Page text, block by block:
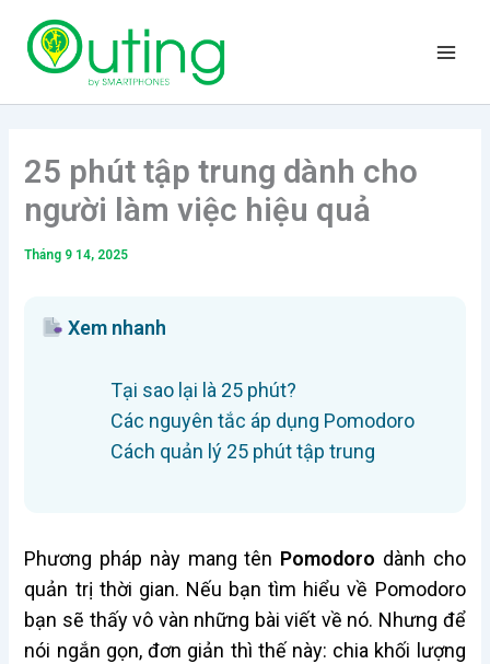
Menu
25 phút tập trung dành cho
người làm việc hiệu quả
Tháng 9 14, 2025
Xem nhanh
Tại sao lại là 25 phút?
Các nguyên tắc áp dụng Pomodoro
Cách quản lý 25 phút tập trung
Phương pháp này mang tên Pomodoro dành cho
quản trị thời gian. Nếu bạn tìm hiểu về Pomodoro
bạn sẽ thấy vô vàn những bài viết về nó. Nhưng để
nói ngắn gọn, đơn giản thì thế này: chia khối lượng